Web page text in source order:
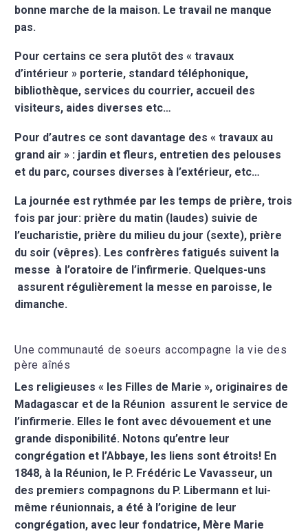
bonne marche de la maison. Le travail ne manque
pas.
Pour certains ce sera plutôt des « travaux
d’intérieur » porterie, standard téléphonique,
bibliothèque, services du courrier, accueil des
visiteurs, aides diverses etc…
Pour d’autres ce sont davantage des « travaux au
grand air » : jardin et fleurs, entretien des pelouses
et du parc, courses diverses à l’extérieur, etc…
La journée est rythmée par les temps de prière, trois
fois par jour: prière du matin (laudes) suivie de
l’eucharistie, prière du milieu du jour (sexte), prière
du soir (vêpres). Les confrères fatigués suivent la
messe à l’oratoire de l’infirmerie. Quelques-uns
assurent régulièrement la messe en paroisse, le
dimanche.
Une communauté de soeurs accompagne la vie des
père aînés
Les religieuses « les Filles de Marie », originaires de
Madagascar et de la Réunion assurent le service de
l’infirmerie. Elles le font avec dévouement et une
grande disponibilité. Notons qu’entre leur
congrégation et l’Abbaye, les liens sont étroits! En
1848, à la Réunion, le P. Frédéric Le Vavasseur, un
des premiers compagnons du P. Libermann et lui-
même réunionnais, a été à l’origine de leur
congrégation, avec leur fondatrice, Mère Marie